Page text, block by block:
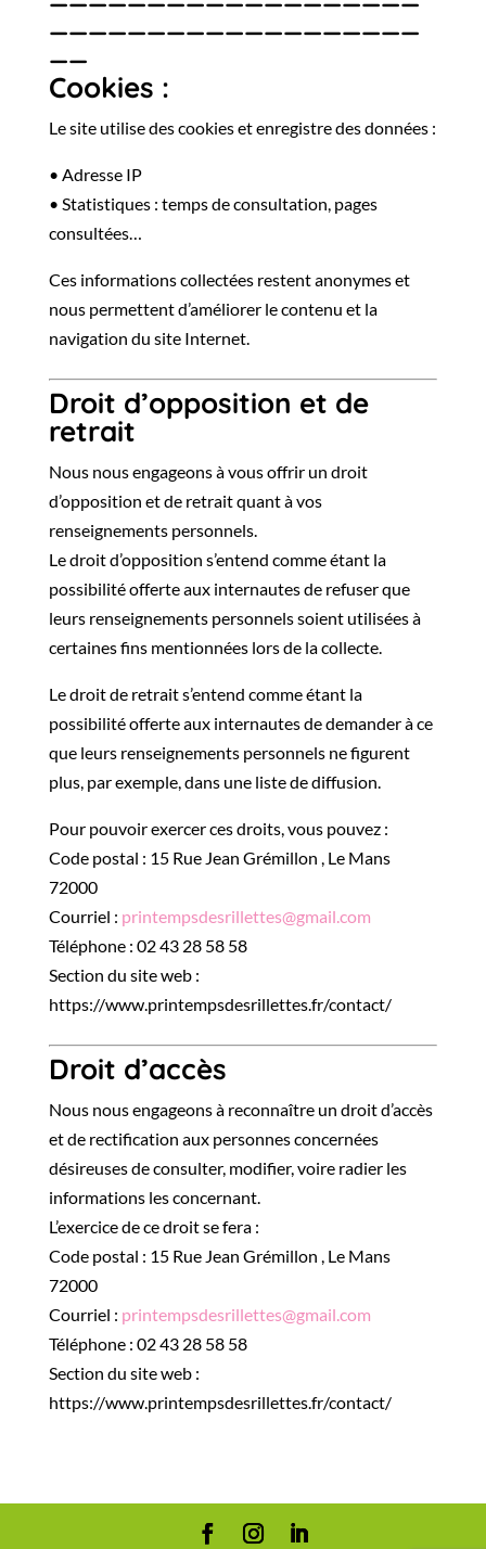
___________________
__
Cookies :
Le site utilise des cookies et enregistre des données :
• Adresse IP
• Statistiques : temps de consultation, pages
consultées…
Ces informations collectées restent anonymes et
nous permettent d’améliorer le contenu et la
navigation du site Internet.
Droit d’opposition et de
retrait
Nous nous engageons à vous offrir un droit
d’opposition et de retrait quant à vos
renseignements personnels.
Le droit d’opposition s’entend comme étant la
possibilité offerte aux internautes de refuser que
leurs renseignements personnels soient utilisées à
certaines fins mentionnées lors de la collecte.
Le droit de retrait s’entend comme étant la
possibilité offerte aux internautes de demander à ce
que leurs renseignements personnels ne figurent
plus, par exemple, dans une liste de diffusion.
Pour pouvoir exercer ces droits, vous pouvez :
Code postal : 15 Rue Jean Grémillon , Le Mans
72000
Courriel : printempsdesrillettes@gmail.com
Téléphone : 02 43 28 58 58
Section du site web :
https://www.printempsdesrillettes.fr/contact/
Droit d’accès
Nous nous engageons à reconnaître un droit d’accès
et de rectification aux personnes concernées
désireuses de consulter, modifier, voire radier les
informations les concernant.
L’exercice de ce droit se fera :
Code postal : 15 Rue Jean Grémillon , Le Mans
72000
Courriel : printempsdesrillettes@gmail.com
Téléphone : 02 43 28 58 58
Section du site web :
https://www.printempsdesrillettes.fr/contact/